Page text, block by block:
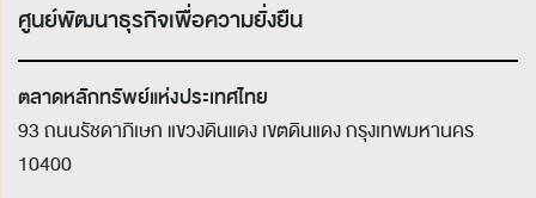
ศูนย์พัฒนาธุรกิจเพื่อความยั่งยืน
ตลาดหลักทรัพย์แห่งประเทศไทย
93 ถนนรัชดาภิเษก แขวงดินแดง เขตดินแดงกรุงเทพมหานคร
10400